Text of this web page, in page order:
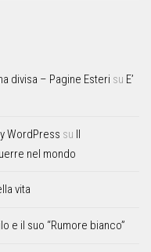
divisa – Pagine Esteri su E’
WordPress su Il
nel mondo
vita
e il suo “Rumore bianco”